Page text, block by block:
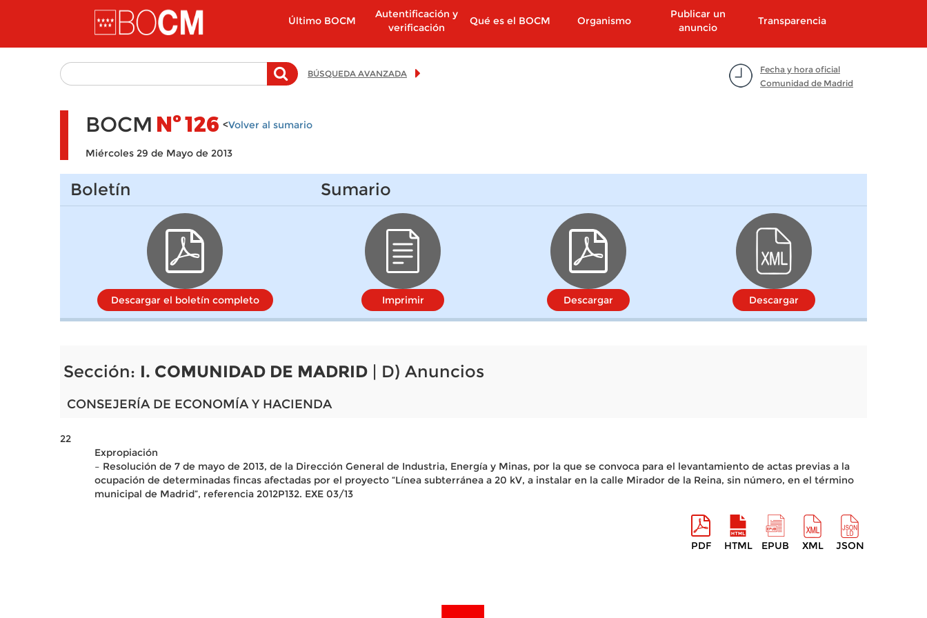
Pasar al contenido principal
Último BOCM
Autentificación y
verificación
Qué es el BOCM Organismo
Publicar un
anuncio
Transparencia
Fecha y hora oficial
Comunidad de Madrid
BÚSQUEDA AVANZADA
BOCM Nº126 <Volver al sumario
Miércoles 29 de Mayo de 2013
Boletín
Descargar el boletín completo
Sumario
Imprimir Descargar Descargar
Sección: I. COMUNIDAD DE MADRID | D) Anuncios
CONSEJERÍA DE ECONOMÍA Y HACIENDA
22
Expropiación
– Resolución de 7 de mayo de 2013, de la Dirección General de Industria, Energía y Minas, por la que se convoca para el levantamiento de actas previas a la
ocupación de determinadas fincas afectadas por el proyecto “Línea subterránea a 20 kV, a instalar en la calle Mirador de la Reina, sin número, en el término
municipal de Madrid”, referencia 2012P132. EXE 03/13
PDF HTML EPUB XML JSON